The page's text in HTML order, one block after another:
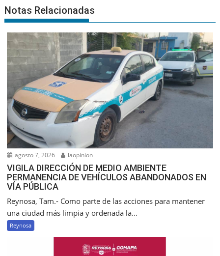
Notas Relacionadas
agosto 7, 2026 laopinion
VIGILA DIRECCIÓN DE MEDIO AMBIENTE
PERMANENCIA DE VEHÍCULOS ABANDONADOS EN
VÍA PÚBLICA
Reynosa, Tam.- Como parte de las acciones para mantener
una ciudad más limpia y ordenada la...
Reynosa